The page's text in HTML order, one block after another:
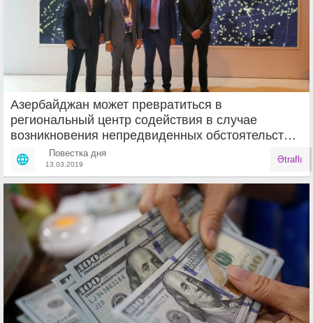
Азербайджан может превратиться в
региональный центр содействия в случае
возникновения непредвиденных обстоятельств в
воздушном движении
Повестка дня
13.03.2019 Ətraflı